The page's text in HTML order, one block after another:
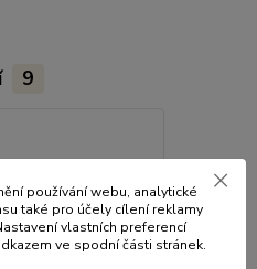
9
používání webu, analytické
také pro účely cílení reklamy
vlastních preferencí
ve spodní části stránek.